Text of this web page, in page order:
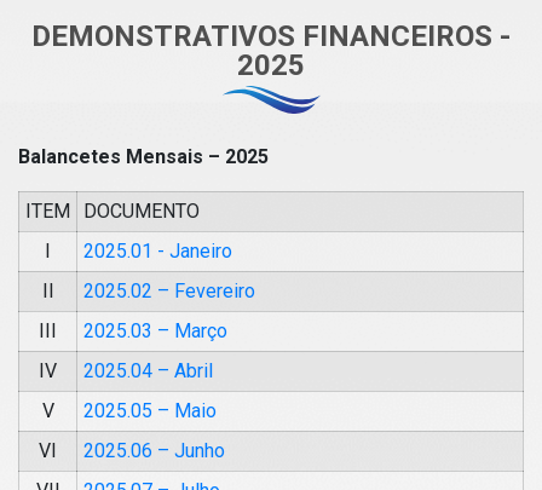
DEMONSTRATIVOS FINANCEIROS -
2025
Balancetes Mensais – 2025
ITEM
DOCUMENTO
I
2025.01 - Janeiro
II
2025.02 – Fevereiro
III
2025.03 – Março
IV
2025.04 – Abril
V
2025.05 – Maio
VI
2025.06 – Junho